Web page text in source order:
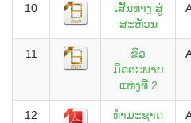
10
ເສັ້ນທາງ ສູ່
ສະຫັວນ
11
ຂົວ
ມິດຕະພາບ
ແຫ່ງທີ່ 2
12
ທຳມະຊາດ